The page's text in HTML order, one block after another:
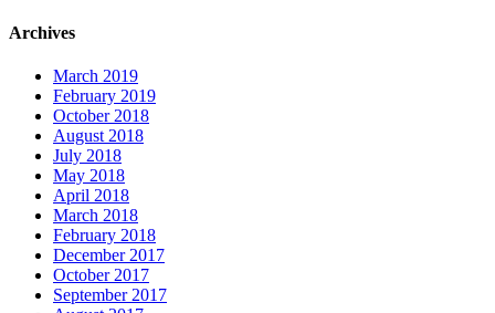
Archives
March 2019
February 2019
October 2018
August 2018
July 2018
May 2018
April 2018
March 2018
February 2018
December 2017
October 2017
September 2017